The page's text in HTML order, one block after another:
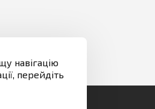
навігацію
перейдіть